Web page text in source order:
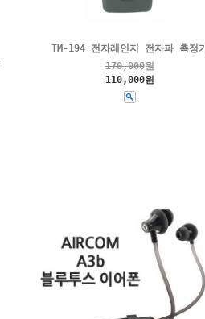
TM-194 전자레인지 전자파 측정기
170,000원
110,000원